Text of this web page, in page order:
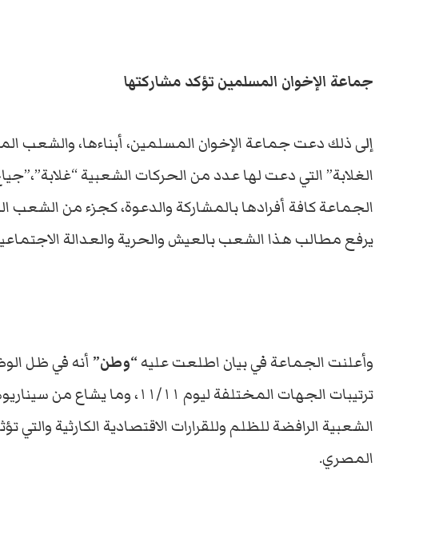
جماعة الإخوان المسلمين تؤكد مشاركتها
إلى ذلك دعت جماعة الإخوان المسلمين، أبناءها، والشعب
الغلابة” التي دعت لها عدد من الحركات الشعبية
الجماعة كافة أفرادها بالمشاركة والدعوة، كجزء من
يرفع مطالب هذا الشعب بالعيش والحرية والعدالة
وأعلنت الجماعة في بيان اطلعت عليه“وطن” أنه في ظل
ترتيبات الجهات المختلفة ليوم
الشعبية الرافضة للظلم وللقرارات الاقتصادية الكارثية
المصري.